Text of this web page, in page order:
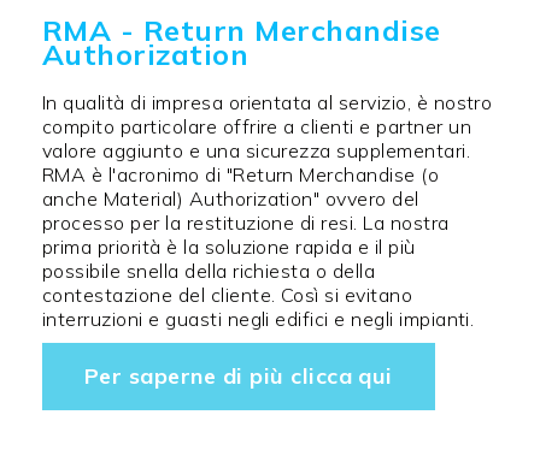
RMA - Return Merchandise
Authorization
In qualità di impresa orientata al servizio, è nostro
compito particolare offrire a clienti e partner un
valore aggiunto e una sicurezza supplementari.
RMA è l'acronimo di "Return Merchandise (o
anche Material) Authorization" ovvero del
processo per la restituzione di resi. La nostra
prima priorità è la soluzione rapida e il più
possibile snella della richiesta o della
contestazione del cliente. Così si evitano
interruzioni e guasti negli edifici e negli impianti.
Per saperne di più clicca qui